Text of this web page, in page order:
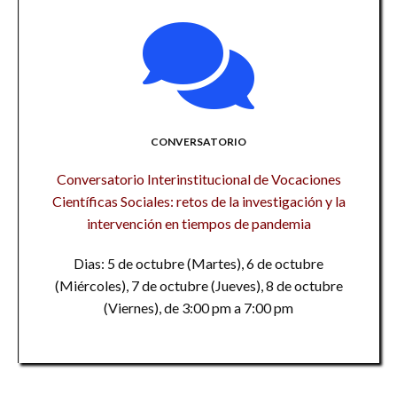
CONVERSATORIO
Conversatorio Interinstitucional de Vocaciones
Científicas Sociales: retos de la investigación y la
intervención en tiempos de pandemia
Dias: 5 de octubre (Martes), 6 de octubre
(Miércoles), 7 de octubre (Jueves), 8 de octubre
(Viernes), de 3:00 pm a 7:00 pm